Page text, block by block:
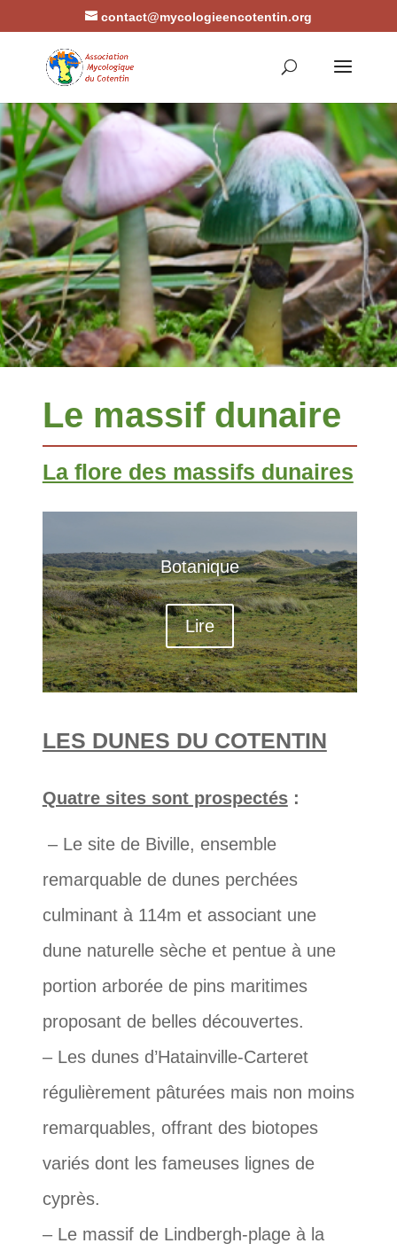
contact@mycologieencotentin.org
Le massif dunaire
La flore des massifs dunaires
Botanique
Lire
LES DUNES DU COTENTIN
Quatre sites sont prospectés:
– Le site de Biville, ensemble
remarquable de dunes perchées
culminant à 114m et associant une
dune naturelle sèche et pentue à une
portion arborée de pins maritimes
proposant de belles découvertes.
– Les dunes d’Hatainville-Carteret
régulièrement pâturées mais non moins
remarquables, offrant des biotopes
variés dont les fameuses lignes de
cyprès.
– Le massif de Lindbergh-plage à la